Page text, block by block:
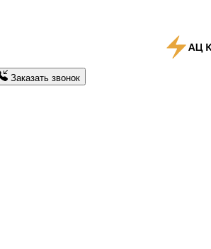
Заказать звонок